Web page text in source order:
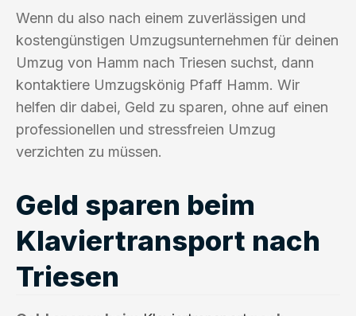
Wenn du also nach einem zuverlässigen und
kostengünstigen Umzugsunternehmen für deinen
Umzug von Hamm nach Triesen suchst, dann
kontaktiere Umzugskönig Pfaff Hamm. Wir
helfen dir dabei, Geld zu sparen, ohne auf einen
professionellen und stressfreien Umzug
verzichten zu müssen.
Geld sparen beim
Klaviertransport nach
Triesen